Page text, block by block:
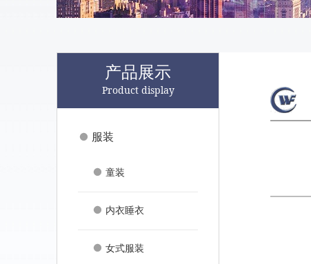
产品展示
Product display
服装
童装
内衣睡衣
女式服装